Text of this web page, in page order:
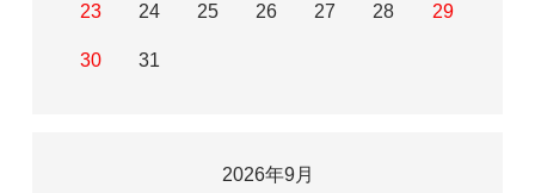
23 24 25 26 27 28 29
30 31
2026年9月